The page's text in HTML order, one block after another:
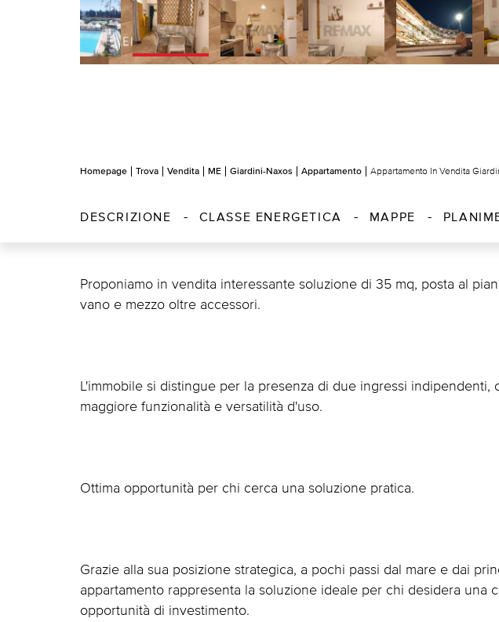
Homepage Trova Vendita ME Giardini-Naxos Appartamento Appartamento In Vendita
DESCRIZIONE CLASSE ENERGETICA MAPPE
Proponiamo in vendita interessante soluzione di 35 mq, posta al
vano e mezzo oltre accessori.
L'immobile si distingue per la presenza di due ingressi indipendenti,
maggiore funzionalità e versatilità d'uso.
Ottima opportunità per chi cerca una soluzione pratica.
Grazie alla sua posizione strategica, a pochi passi dal mare e dai
appartamento rappresenta la soluzione ideale per chi desidera una
opportunità di investimento.